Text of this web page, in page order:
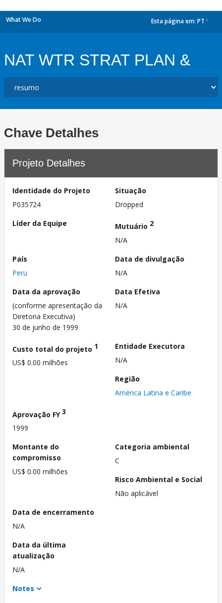
What We Do Esta página em: PT
NAT WTR STRAT PLAN &
Chave Detalhes
Projeto Detalhes
Identidade do Projeto
P035724
Situação
Dropped
Líder da Equipe
Mutuário 2
N/A
País
Peru
Data de divulgação
N/A
Data da aprovação
(conforme apresentação da
Diretoria Executiva)
30 de junho de 1999
Data Efetiva
N/A
Custo total do projeto 1
US$ 0.00 milhões
Entidade Executora
N/A
Região
América Latina e Caribe
Aprovação FY3
1999
Montante do
compromisso
US$ 0.00 milhões
Categoria ambiental
C
Risco Ambiental e Social
Não aplicável
Data de encerramento
N/A
Data da última
atualização
N/A
Notes